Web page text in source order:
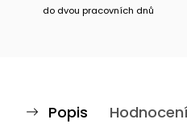
do dvou pracovních dnů
Popis Hodnocení